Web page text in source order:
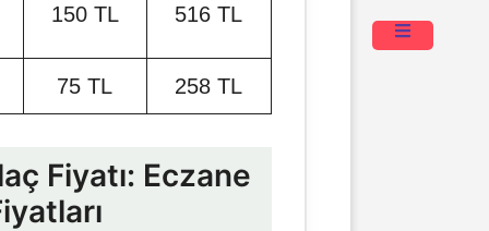
150 TL 516 TL
75 TL 258 TL
Fiyatı: Eczane